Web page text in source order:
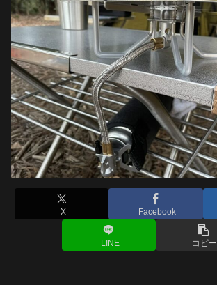
X Facebook
LINE コピー